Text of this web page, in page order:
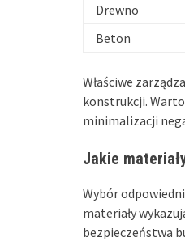
Drewno
Beton
Właściwe
konstrukcji.
minimalizacji
Jakie
Wybór
materiały
bezpieczeństwa